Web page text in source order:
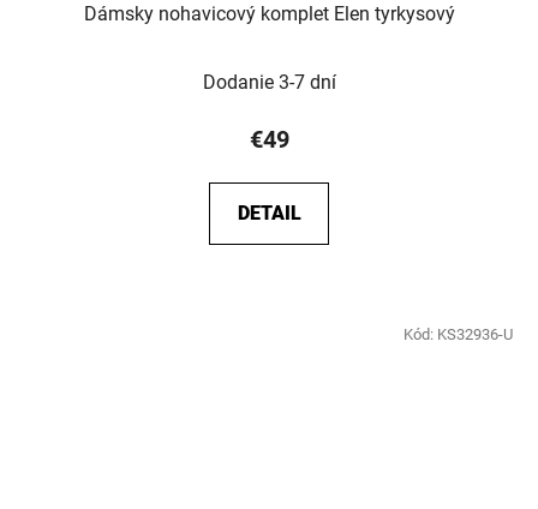
Dámsky nohavicový komplet Elen tyrkysový
Dodanie 3-7 dní
€49
DETAIL
Kód: KS32936-U